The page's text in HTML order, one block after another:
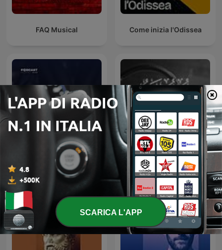
FAQ Musical Come inizia l'Odissea
أغرب القضايا موسوعة الكتب الصوتية
SCARICA L'APP